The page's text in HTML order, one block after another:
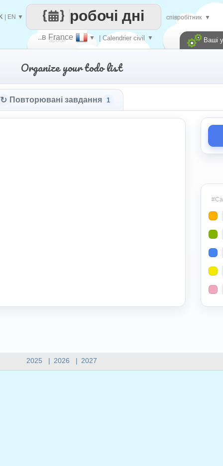
Зроби
кожен
..в France ▼ | Calendrier civil ▼
робочі дні
EN ▼ співробітник ▼
Ваші
2025 | 2026 | 2027
Organize your todo list
↻ Повторювані завдання 1